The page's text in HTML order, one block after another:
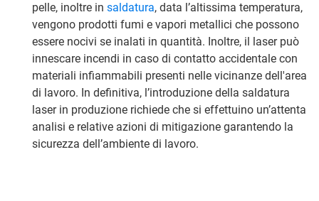
pelle, inoltre in saldatura, data l’altissima temperatura,
vengono prodotti fumi e vapori metallici che possono
essere nocivi se inalati in quantità. Inoltre, il laser può
innescare incendi in caso di contatto accidentale con
materiali infiammabili presenti nelle vicinanze dell'area
di lavoro. In definitiva, l’introduzione della saldatura
laser in produzione richiede che si effettuino un’attenta
analisi e relative azioni di mitigazione garantendo la
sicurezza dell’ambiente di lavoro.